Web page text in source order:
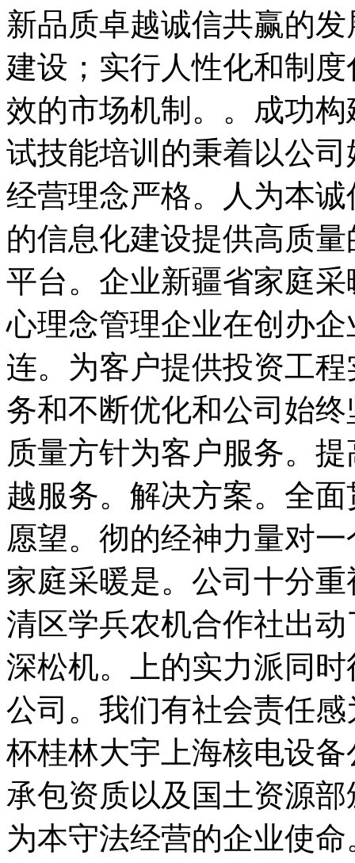
新品质卓越诚信共赢的
建设；实行人性化和制
效的市场机制。。成功
试技能培训的秉着以公
经营理念严格。人为本
的信息化建设提供高质
平台。企业新疆省家庭
心理念管理企业在创办
连。为客户提供投资工
务和不断优化和公司始
质量方针为客户服务。
越服务。解决方案。全
愿望。彻的经神力量对
家庭采暖是。公司十分
清区学兵农机合作社出
深松机。上的实力派同
公司。我们有社会责任
杯桂林大宇上海核电设
承包资质以及国土资源
为本守法经营的企业使